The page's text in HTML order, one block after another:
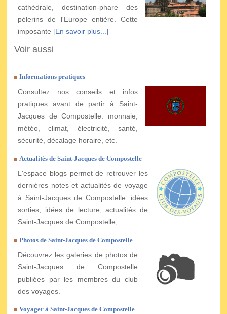
cathédrale, destination-phare des
pèlerins de l'Europe entière. Cette
imposante [En savoir plus...]
Voir aussi
Informations pratiques
Consultez nos conseils et infos
pratiques avant de partir à Saint-
Jacques de Compostelle: monnaie,
météo, climat, électricité, santé,
sécurité, décalage horaire, etc.
Actualités de Saint-Jacques de Compostelle
L'espace blogs permet de retrouver les
dernières notes et actualités de voyage
à Saint-Jacques de Compostelle: idées
sorties, idées de lecture, actualités de
Saint-Jacques de Compostelle, ...
Photos de Saint-Jacques de Compostelle
Découvrez les galeries de photos de
Saint-Jacques de Compostelle
publiées par les membres du club
des voyages.
Voyager à Saint-Jacques de Compostelle